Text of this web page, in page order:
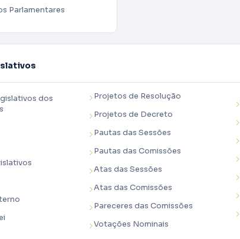
Parlamentares
dos
Projetos de Resolução
Projetos de Decreto
Pautas das Sessões
Pautas das Comissões
Atas das Sessões
Atas das Comissões
Pareceres das Comissões
Votações Nominais